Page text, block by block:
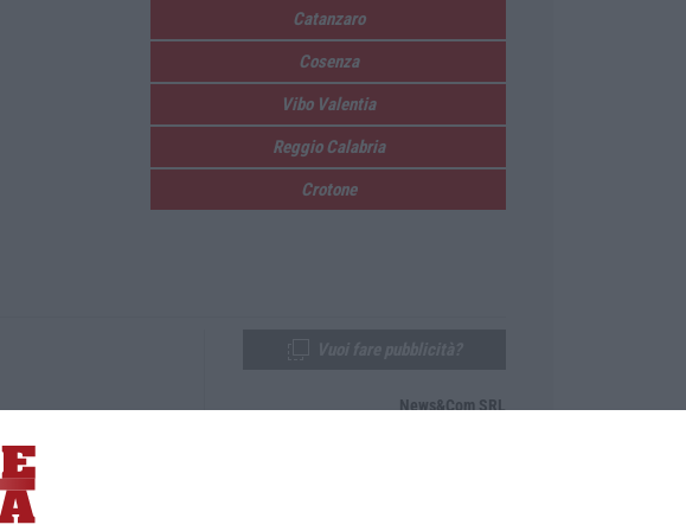
Catanzaro
Cosenza
Vibo Valentia
Reggio Calabria
Crotone
News&Com SRL